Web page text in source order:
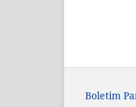
Boletim